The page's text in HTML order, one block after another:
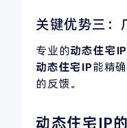
关键优势三：
专业的动态住宅IP
动态住宅IP能精
的反馈。
动态住宅IP